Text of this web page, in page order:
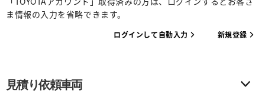
ま情報の入力を省略できます。
ログインして自動入力 新規登録
見積り依頼車両